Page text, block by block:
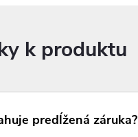
k produktu
predĺžená záruka?